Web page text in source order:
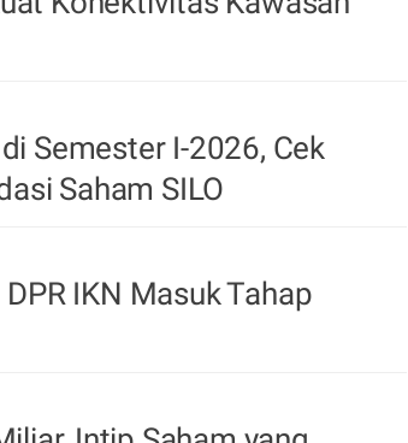
Semester I-2026, Cek
Saham SILO
IKN Masuk Tahap